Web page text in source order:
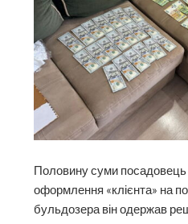
Половину суми посадовець
оформлення «клієнта» на
бульдозера він одержав